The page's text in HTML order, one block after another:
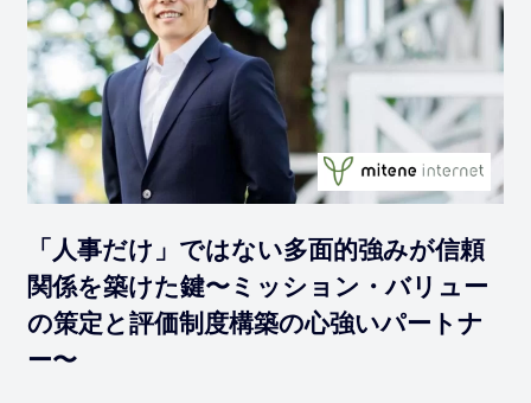
「人事だけ」ではない多面的強みが信頼
関係を築けた鍵〜ミッション・バリュー
の策定と評価制度構築の心強いパートナ
ー〜